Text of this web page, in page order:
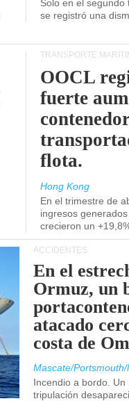
Solo en el
se registró una
TRANSPORTE
OOCL
fuerte
flota.
Hong Kong
En el trimestre de
ingresos
crecieron un
ACCIDENTES
En el
Ormuz, un
atacado
costa de
Mascate/
Incendio a bordo.
tripulación